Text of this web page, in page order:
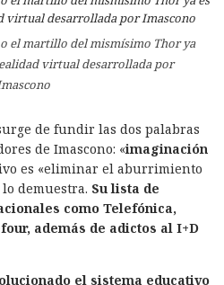
el martillo del mismísimo Thor ya
virtual desarrollada por
de fundir las dos palabras
de Imascono: «imaginación
es «eliminar el aburrimiento
demuestra. Su lista de
como Telefónica,
además de adictos al I+D
el sistema educativo